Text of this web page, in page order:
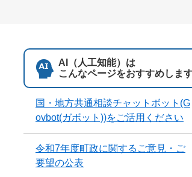
AI（人工知能）は
こんなページをおすすめしま
国・地方共通相談チャットボット(G
ovbot(ガボット))をご活用ください
令和7年度町政に関するご意見・ご
要望の公表